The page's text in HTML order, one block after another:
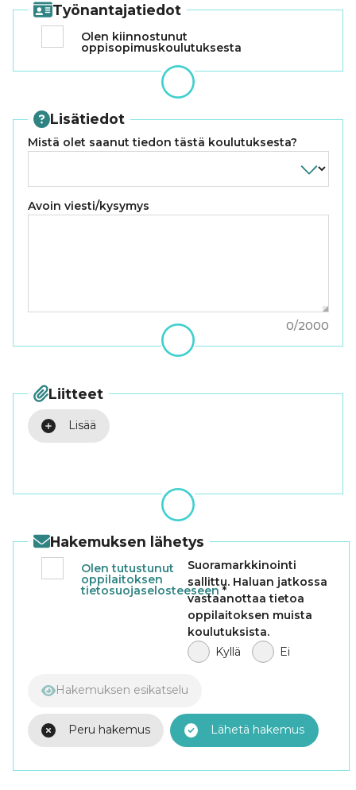
Työnantajatiedot
Olen kiinnostunut
oppisopimuskoulutuksesta
Lisätiedot
Mistä olet saanut tiedon tästä koulutuksesta?
Avoin viesti/kysymys
0/2000
Liitteet
Lisää
Hakemuksen lähetys
Olen tutustunut
oppilaitoksen
tietosuojaselosteeseen *
Suoramarkkinointi
sallittu. Haluan jatkossa
vastaanottaa tietoa
oppilaitoksen muista
koulutuksista.
Kyllä
Ei
Hakemuksen esikatselu
Peru hakemus Lähetä hakemus